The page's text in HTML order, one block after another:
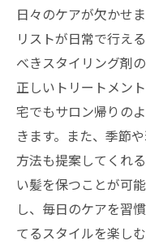
日々のケアが欠かせ
リストが日常で行え
べきスタイリング剤
正しいトリートメン
宅でもサロン帰りの
きます。また、季節
方法も提案してくれ
い髪を保つことが可
し、毎日のケアを習
てるスタイルを楽し